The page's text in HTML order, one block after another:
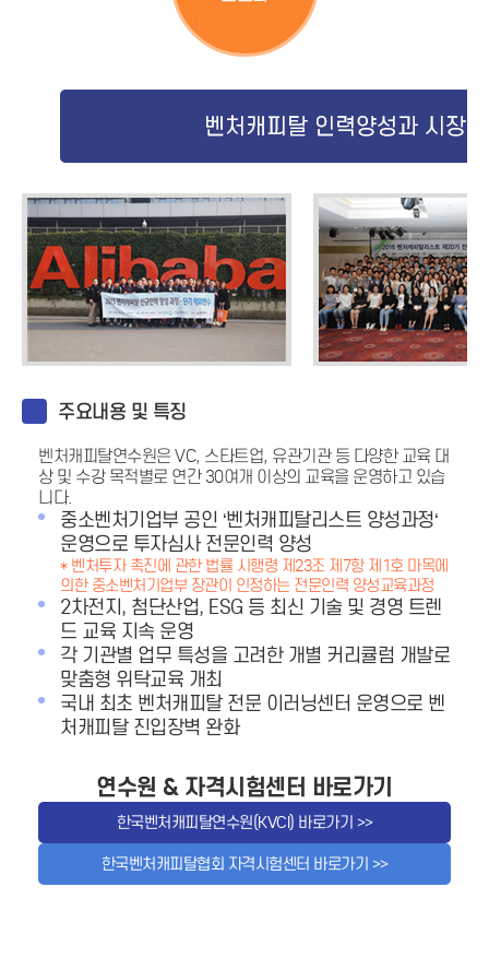
주요내용 및 특징
벤처캐피탈연수원은 VC, 스타트업, 유관기관 등 다양한 교육 대
상 및 수강 목적별로 연간 30여개 이상의 교육을 운영하고 있습
니다.
중소벤처기업부 공인 ‘벤처캐피탈리스트 양성과정‘
운영으로 투자심사 전문인력 양성
* 벤처투자 촉진에 관한 법률 시행령 제23조 제7항 제1호 마목에
의한 중소벤처기업부 장관이 인정하는 전문인력 양성교육과정
2차전지, 첨단산업, ESG 등 최신 기술 및 경영 트렌
드 교육 지속 운영
각 기관별 업무 특성을 고려한 개별 커리큘럼 개발로
맞춤형 위탁교육 개최
국내 최초 벤처캐피탈 전문 이러닝센터 운영으로 벤
처캐피탈 진입장벽 완화
연수원 & 자격시험센터 바로가기
한국벤처캐피탈연수원(KVCI) 바로가기 >>
한국벤처캐피탈협회 자격시험센터 바로가기 >>